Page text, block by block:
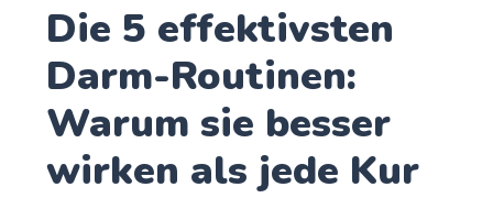
Die 5 effektivsten
Darm-Routinen:
Warum sie besser
wirken als jede Kur